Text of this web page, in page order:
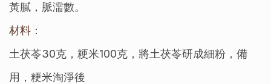
黃膩，脈濡數。
材料：
土茯苓30克，粳米100克，將土茯苓研成細粉，備
用，粳米淘淨後